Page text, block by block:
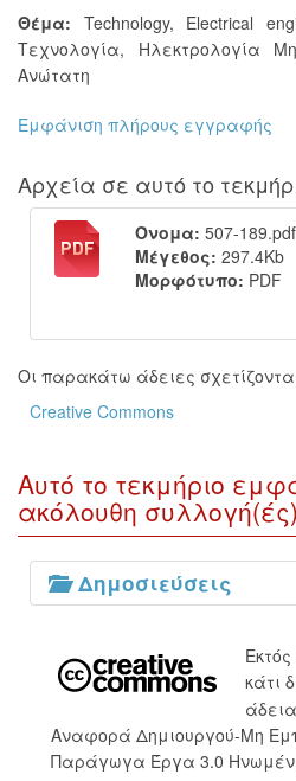
Θέμα: Technology, Electrical
Τεχνολογία, Ηλεκτρολογία
Ανώτατη
Εμφάνιση πλήρους εγγραφής
Αρχεία σε αυτό το
Όνομα: 507-189.pdf
Μέγεθος: 297.4Kb
Μορφότυπο: PDF
Οι παρακάτω άδειες
Creative Commons
Αυτό το τεκμήριο
ακόλουθη συλλογή(ές)
Δημοσιεύσεις
κάτι
Αναφορά Δημιουργού-Μη
Παράγωγα Έργα 3.0